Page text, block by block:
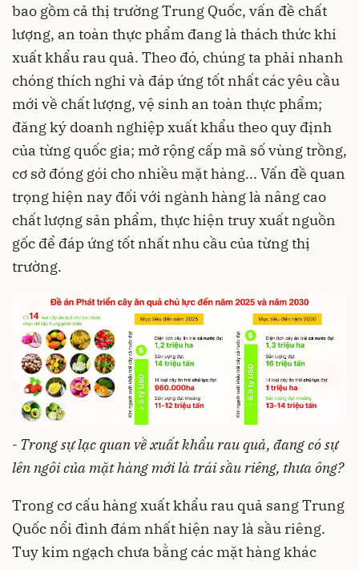
bao gồm cả thị trường Trung Quốc, vấn đề chất
lượng, an toàn thực phẩm đang là thách thức khi
xuất khẩu rau quả. Theo đó, chúng ta phải nhanh
chóng thích nghi và đáp ứng tốt nhất các yêu cầu
mới về chất lượng, vệ sinh an toàn thực phẩm;
đăng ký doanh nghiệp xuất khẩu theo quy định
của từng quốc gia; mở rộng cấp mã số vùng trồng,
cơ sở đóng gói cho nhiều mặt hàng... Vấn đề quan
trọng hiện nay đối với ngành hàng là nâng cao
chất lượng sản phẩm, thực hiện truy xuất nguồn
gốc để đáp ứng tốt nhất nhu cầu của từng thị
trường.
- Trong sự lạc quan về xuất khẩu rau quả, đang có sự
lên ngôi của mặt hàng mới là trái sầu riêng, thưa ông?
Trong cơ cấu hàng xuất khẩu rau quả sang Trung
Quốc nổi đình đám nhất hiện nay là sầu riêng.
Tuy kim ngạch chưa bằng các mặt hàng khác